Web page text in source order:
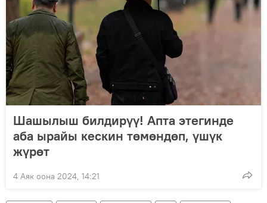
Шашылыш билдирүү! Апта этегинде
аба ырайы кескин төмөндөп, үшүк
жүрөт
4 Аяк оона 2024, 14:21